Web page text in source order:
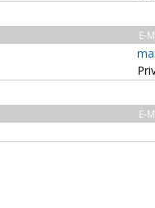
E-
E-